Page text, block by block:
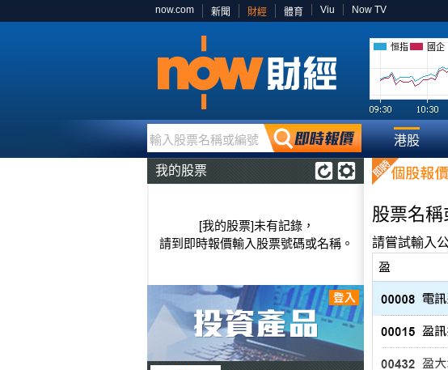
now.com 新聞 財經 體育 Viu Now TV
恒指 國企
輸入股票名稱或編號 港股
我的股票
[我的股票]未有記錄，
請到即時報價輸入股票號碼或名稱。
股票名
請嘗試輸入